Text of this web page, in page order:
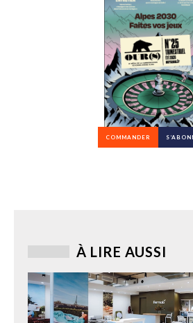
COMMANDER
À LIRE AUSSI